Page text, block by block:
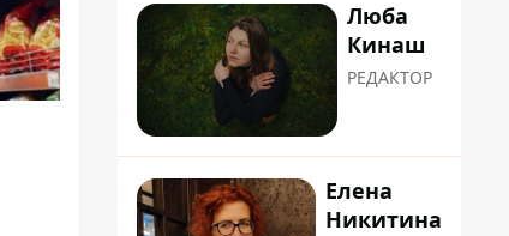
Люба
Кинаш
РЕДАКТОР
Елена
Никитина